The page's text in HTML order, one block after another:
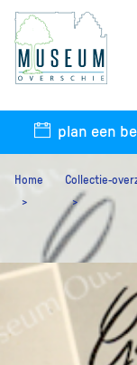
plan een
Home Collectie-